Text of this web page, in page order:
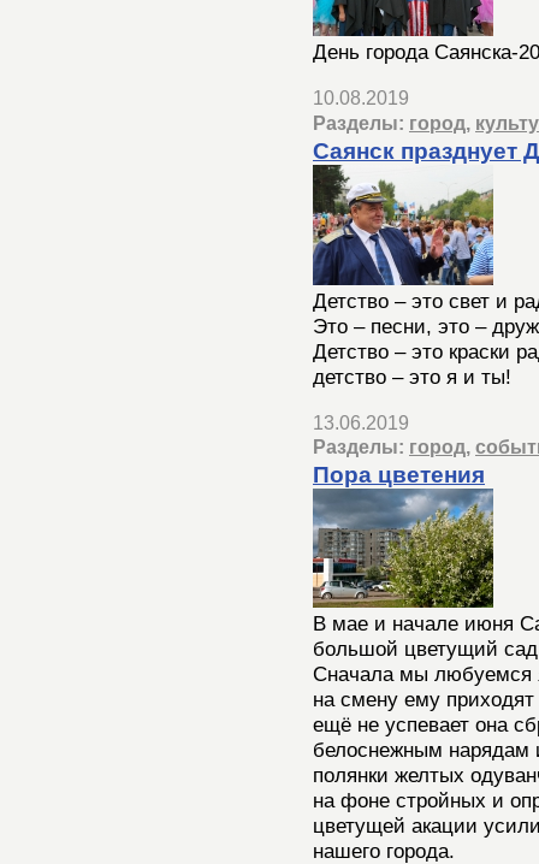
День города Саянска-
10.08.2019
Разделы: город,
Саянск празднует
Детство – это свет и
Это – песни, это –
Детство – это краски
детство – это я и ты!
13.06.2019
Разделы: город,
Пора цветения
В мае и начале июня
большой цветущий
Сначала мы любуемся
на смену ему
ещё не успевает она
белоснежным нарядам
полянки желтых
на фоне стройных и
цветущей акации
нашего города.